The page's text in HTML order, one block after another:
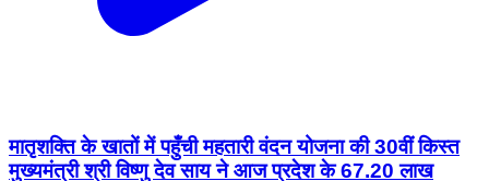
मातृशक्ति के खातों में पहुँची महतारी वंदन योजना की 30वीं किस्त
मुख्यमंत्री श्री विष्णु देव साय ने आज प्रदेश के 67.20 लाख